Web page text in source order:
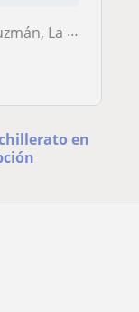
la Concepció...
en